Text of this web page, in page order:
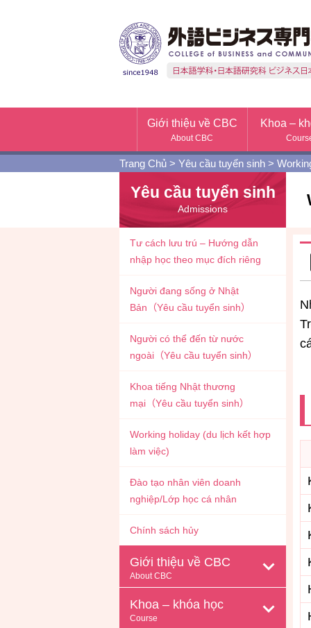
Giới thiệu về CBC
About CBC
Khoa –
Trang Chủ > Yêu cầu tuyển sinh >
Yêu cầu tuyển sinh
Admissions
Tư cách lưu trú – Hướng dẫn
nhập học theo mục đích riêng
Người đang sống ở Nhật
Bản（Yêu cầu tuyển sinh）
Người có thể đến từ nước
ngoài（Yêu cầu tuyển sinh）
Khoa tiếng Nhật thương
mại（Yêu cầu tuyển sinh）
Working holiday (du lịch kết hợp
làm việc)
Đào tạo nhân viên doanh
nghiệp/Lớp học cá nhân
Chính sách hủy
Giới thiệu về CBC
About CBC
Khoa – khóa học
Course